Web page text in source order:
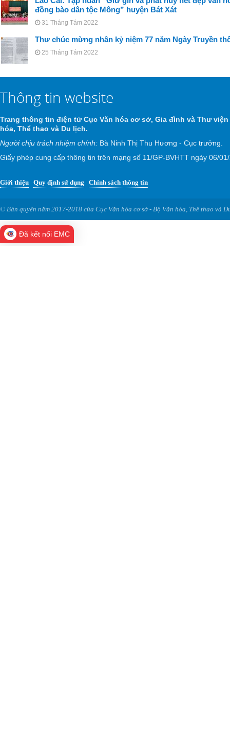
đồng bào dân tộc Mông” huyện Bát Xát
31 Tháng Tám 2022
Thư chúc mừng nhân kỷ niệm 77 năm Ngày Truyền
25 Tháng Tám 2022
Thông tin website
Trang thông tin điện tử Cục Văn hóa cơ sở, Gia đình và Thư viện
hóa, Thể thao và Du lịch.
Người chịu trách nhiệm chính: Bà Ninh Thị Thu Hương - Cục trưởng.
Giấy phép cung cấp thông tin trên mạng số 11/GP-BVHTT ngày 06/
Giới thiệu Quy định sử dụng Chính sách thông tin
© Bản quyền năm 2017-2018 của Cục Văn hóa cơ sở - Bộ Văn hóa, Thể thao và
Đã kết nối EMC